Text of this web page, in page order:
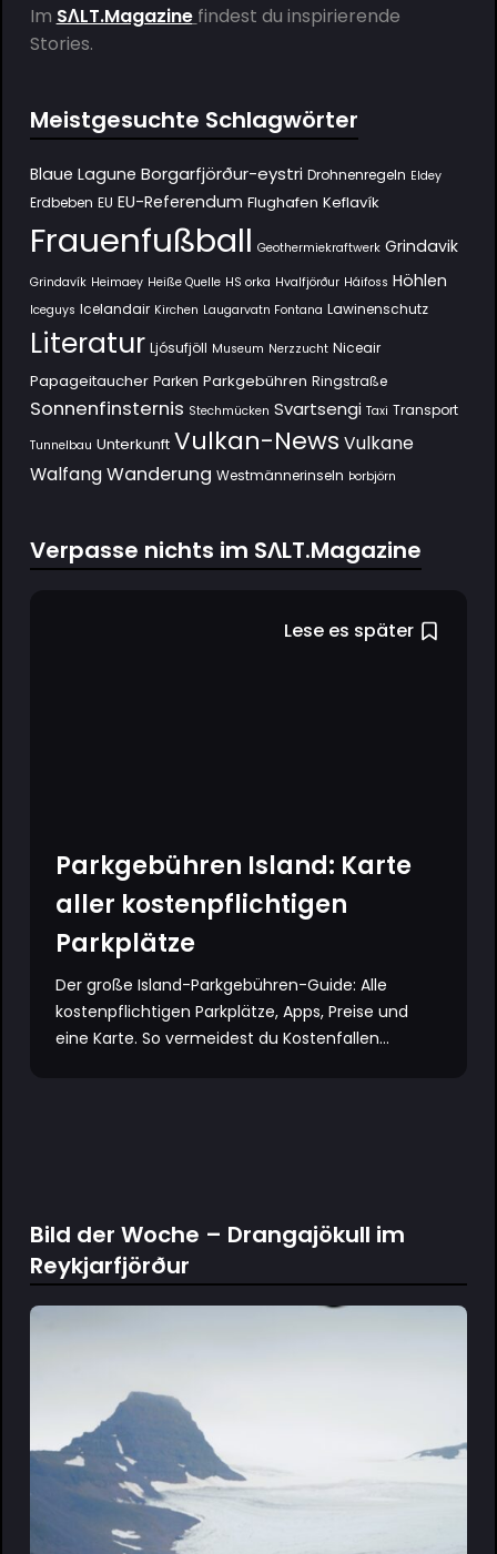
Im SΛLT.Magazine findest du inspirierende
Stories.
Meistgesuchte Schlagwörter
Blaue Lagune Borgarfjörður-eystri Drohnenregeln Eldey
Erdbeben EU EU-Referendum Flughafen Keflavík
Frauenfußball Geothermiekraftwerk Grindavik
Grindavík Heimaey Heiße Quelle HS orka Hvalfjörður Háifoss Höhlen
Iceguys Icelandair Kirchen Laugarvatn Fontana Lawinenschutz
Literatur Ljósufjöll Museum Nerzzucht Niceair
Papageitaucher Parken Parkgebühren Ringstraße
Sonnenfinsternis Stechmücken Svartsengi Taxi Transport
Tunnelbau Unterkunft Vulkan-News Vulkane
Walfang Wanderung Westmännerinseln Þorbjörn
Verpasse nichts im SΛLT.Magazine
Lese es später
Parkgebühren Island: Karte
aller kostenpflichtigen
Parkplätze
Der große Island-Parkgebühren-Guide: Alle
kostenpflichtigen Parkplätze, Apps, Preise und
eine Karte. So vermeidest du Kostenfallen...
Bild der Woche – Drangajökull im
Reykjarfjörður